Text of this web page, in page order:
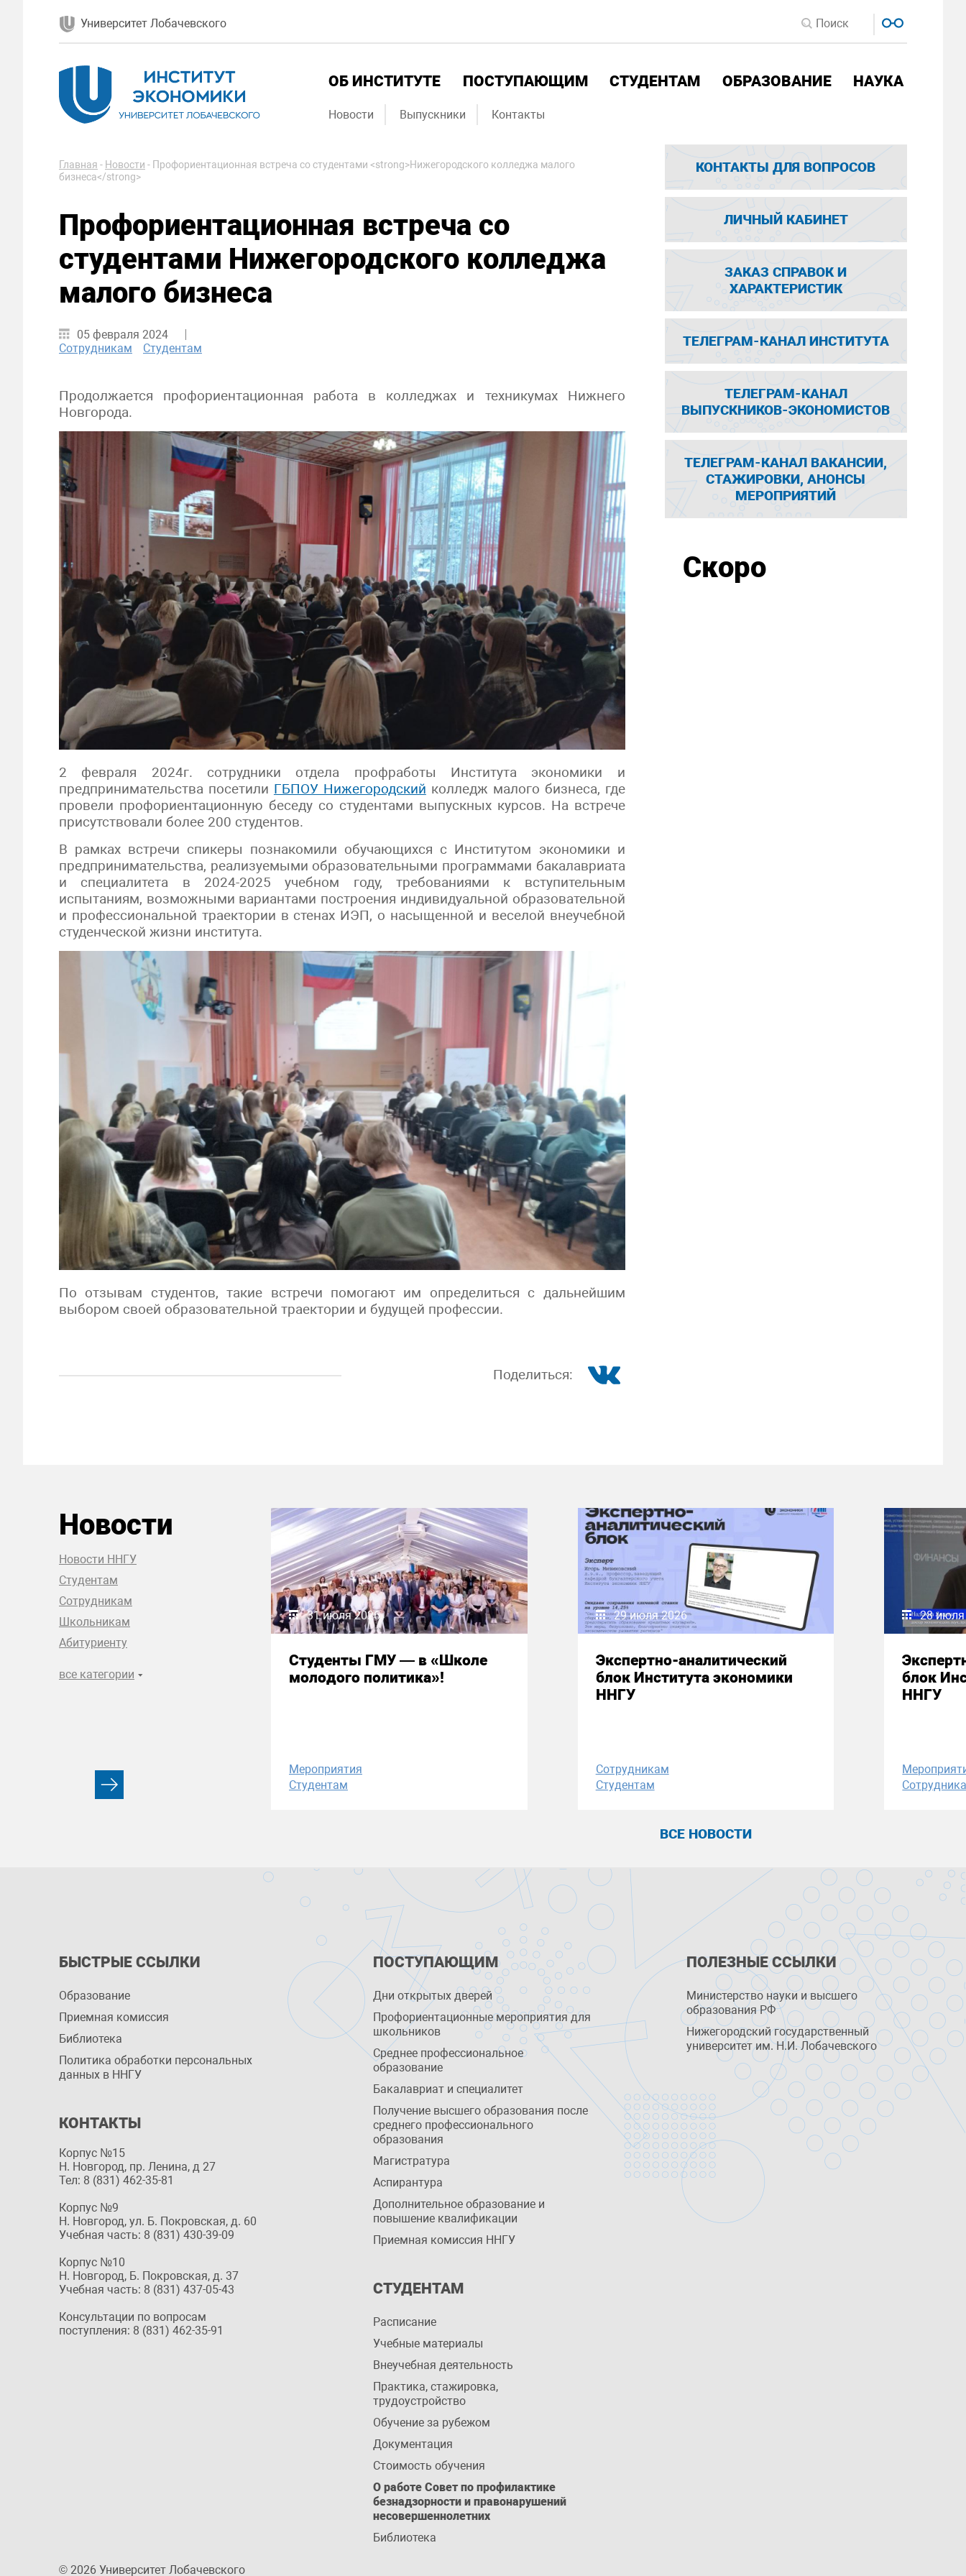
Университет Лобачевского
ОБ ИНСТИТУТЕ ПОСТУПАЮЩИМ СТУДЕНТАМ ОБРАЗОВАНИЕ НАУКА
Новости Выпускники Контакты
Главная - Новости - Профориентационная встреча со студентами <strong>Нижегородского колледжа малого
бизнеса</strong>
Профориентационная встреча со
студентами Нижегородского колледжа
малого бизнеса
05 февраля 2024
Сотрудникам
Студентам
Продолжается профориентационная работа в колледжах и техникумах Нижнего
Новгорода.
2 февраля 2024г. сотрудники отдела профработы Института экономики и
предпринимательства посетили ГБПОУ Нижегородский колледж малого бизнеса, где
провели профориентационную беседу со студентами выпускных курсов. На встрече
присутствовали более 200 студентов.
В рамках встречи спикеры познакомили обучающихся с Институтом экономики и
предпринимательства, реализуемыми образовательными программами бакалавриата
и специалитета в 2024-2025 учебном году, требованиями к вступительным
испытаниям, возможными вариантами построения индивидуальной образовательной
и профессиональной траектории в стенах ИЭП, о насыщенной и веселой внеучебной
студенческой жизни института.
По отзывам студентов, такие встречи помогают им определиться с дальнейшим
выбором своей образовательной траектории и будущей профессии.
Поделиться:
КОНТАКТЫ ДЛЯ ВОПРОСОВ
ЛИЧНЫЙ КАБИНЕТ
ЗАКАЗ СПРАВОК И
ХАРАКТЕРИСТИК
ТЕЛЕГРАМ-КАНАЛ ИНСТИТУТА
ТЕЛЕГРАМ-КАНАЛ
ВЫПУСКНИКОВ-ЭКОНОМИСТОВ
ТЕЛЕГРАМ-КАНАЛ ВАКАНСИИ,
СТАЖИРОВКИ, АНОНСЫ
МЕРОПРИЯТИЙ
Скоро
Новости
Новости ННГУ
Студентам
Сотрудникам
Школьникам
Абитуриенту
все категории
31 июля 2026
Студенты ГМУ — в «Школе
молодого политика»!
Мероприятия
Студентам
29 июля 2026
Экспертно-аналитический
блок Института экономики
ННГУ
Сотрудникам
Студентам
28
блок
ННГУ
ВСЕ НОВОСТИ
БЫСТРЫЕ ССЫЛКИ
Образование
Приемная комиссия
Библиотека
Политика обработки персональных
данных в ННГУ
КОНТАКТЫ
Корпус №15
Н. Новгород, пр. Ленина, д 27
Тел: 8 (831) 462-35-81
Корпус №9
Н. Новгород, ул. Б. Покровская, д. 60
Учебная часть: 8 (831) 430-39-09
Корпус №10
Н. Новгород, Б. Покровская, д. 37
Учебная часть: 8 (831) 437-05-43
Консультации по вопросам
поступления: 8 (831) 462-35-91
ПОСТУПАЮЩИМ
Дни открытых дверей
Профориентационные мероприятия для
школьников
Среднее профессиональное
образование
Бакалавриат и специалитет
Получение высшего образования после
среднего профессионального
образования
Магистратура
Аспирантура
Дополнительное образование и
повышение квалификации
Приемная комиссия ННГУ
СТУДЕНТАМ
Расписание
Учебные материалы
Внеучебная деятельность
Практика, стажировка,
трудоустройство
Обучение за рубежом
Документация
Стоимость обучения
О работе Совет по профилактике
безнадзорности и правонарушений
несовершеннолетних
Библиотека
ПОЛЕЗНЫЕ ССЫЛКИ
Министерство науки и высшего
образования РФ
Нижегородский государственный
университет им. Н.И. Лобачевского
© 2026 Университет Лобачевского